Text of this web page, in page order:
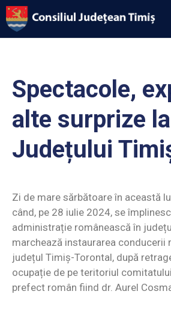
DESPRE
PROGRAM
CONTACT
Spectacole,
alte surprize
Județului
Zi de mare sărbătoare în această
când, pe 28 iulie 2024, se
administrație românească în
marchează instaurarea conducerii
județul Timiș-Torontal, după
ocupație de pe teritoriul
prefect român fiind dr. Aurel